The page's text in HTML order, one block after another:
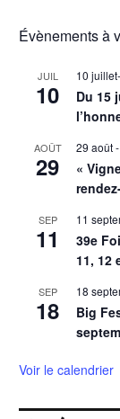
Évènements à
JUIL
10
10
Du 15
AOÛT
29
29 août-
«
SEP
11
11
39e
11, 12
SEP
18
18
Big
Voir le calendrier